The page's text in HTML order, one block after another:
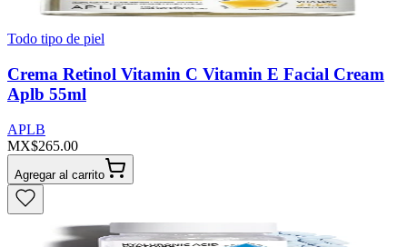
Todo tipo de piel
Crema Retinol Vitamin C Vitamin E Facial Cream
Aplb 55ml
APLB
MX$265.00
Agregar al carrito